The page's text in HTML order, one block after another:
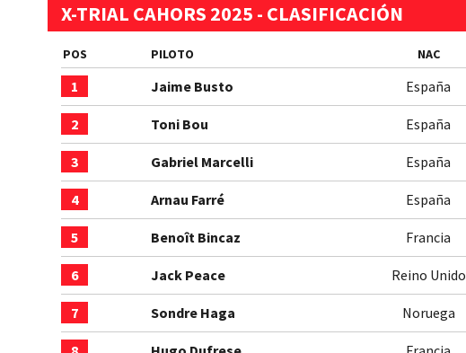
X-TRIAL CAHORS 2025 - CLASIFICACIÓN
POS PILOTO NAC
1 Jaime Busto España
2 Toni Bou España
3 Gabriel Marcelli España
4 Arnau Farré España
5 Benoît Bincaz Francia
6 Jack Peace Reino Unido
7 Sondre Haga Noruega